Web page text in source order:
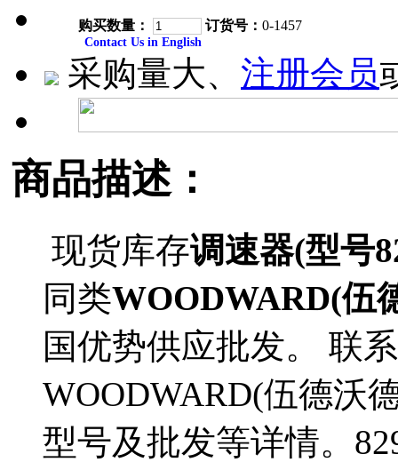
购买数量： 订货号： 0-1457
Contact Us in English
采购量大、 注册会员
商品描述：
现货库存调速器(型号
同类WOODWARD(伍
国优势供应批发。 联
WOODWARD(伍德沃
型号及批发等详情。